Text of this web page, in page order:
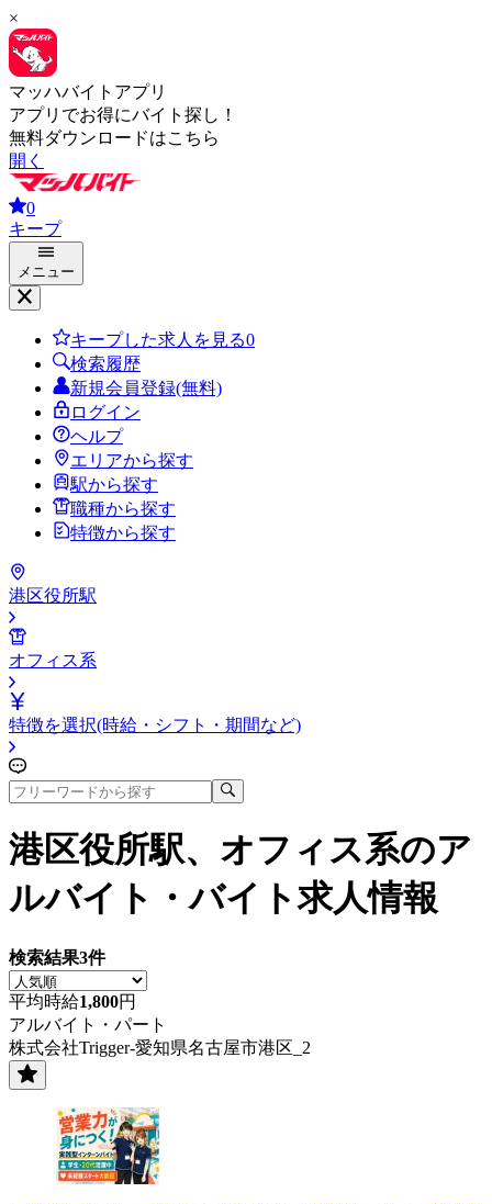
×
マッハバイトアプリ
アプリでお得にバイト探し！
無料ダウンロードはこちら
開く
0
キープ
メニュー
キープした求人を見る0
検索履歴
新規会員登録(無料)
ログイン
ヘルプ
エリアから探す
駅から探す
職種から探す
特徴から探す
港区役所駅
オフィス系
特徴を選択(時給・シフト・期間など)
港区役所駅、オフィス系のア
ルバイト・バイト求人情報
検索結果3件
平均時給1,800円
アルバイト・パート
株式会社Trigger-愛知県名古屋市港区_2